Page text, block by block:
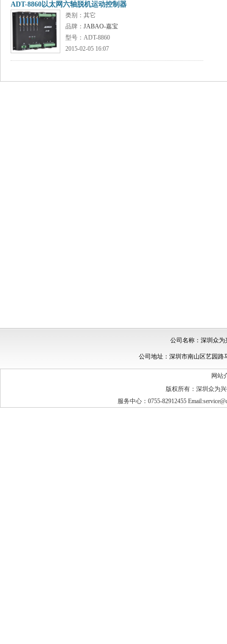
ADT-8860以太网六轴脱机运动控制器
类别：其它
品牌： JABAO-嘉宝
型号：ADT-8860
2015-02-05 16:07
公司名称：深圳众
公司地址：深圳市南山区艺园路
网站
版权所有：深圳众为
服务中心：0755-82912455